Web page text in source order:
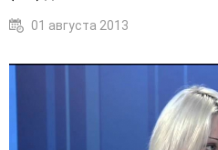
01 августа 2013